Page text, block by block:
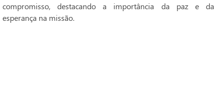
compromisso, destacando a importância da paz e da
esperança na missão.